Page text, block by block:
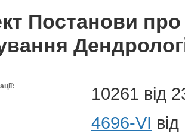
Постанови про
10261 від
4696-VI